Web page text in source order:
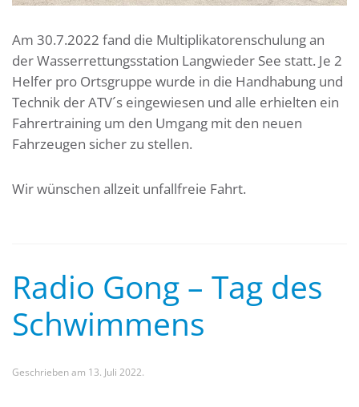
Am 30.7.2022 fand die Multiplikatorenschulung an
der Wasserrettungsstation Langwieder See statt. Je 2
Helfer pro Ortsgruppe wurde in die Handhabung und
Technik der ATV´s eingewiesen und alle erhielten ein
Fahrertraining um den Umgang mit den neuen
Fahrzeugen sicher zu stellen.
Wir wünschen allzeit unfallfreie Fahrt.
Radio Gong – Tag des
Schwimmens
Geschrieben am 13. Juli 2022.